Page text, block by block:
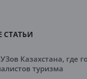
СТАТЬИ
Казахстана, где
туризма